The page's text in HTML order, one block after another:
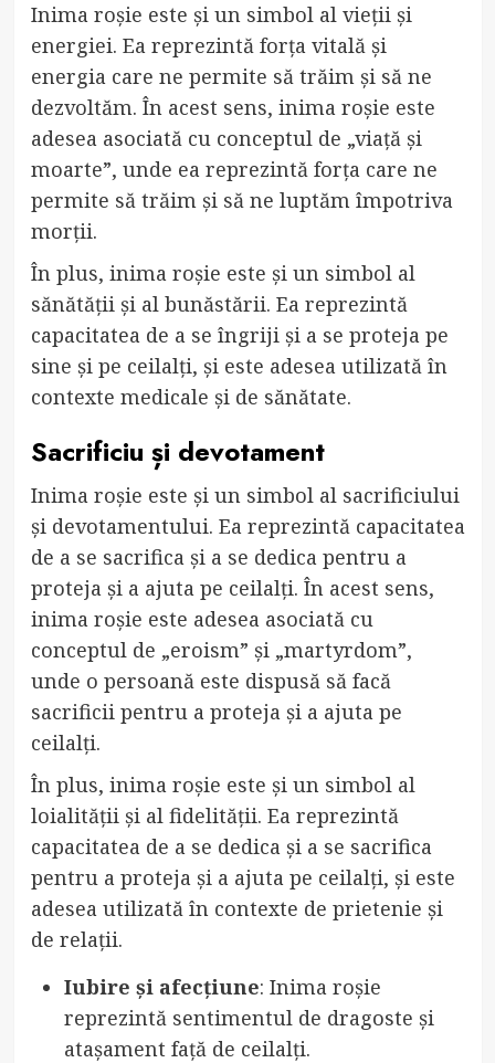
Inima roșie este și un simbol al vieții și
energiei. Ea reprezintă forța vitală și
energia care ne permite să trăim și să ne
dezvoltăm. În acest sens, inima roșie este
adesea asociată cu conceptul de „viață și
moarte”, unde ea reprezintă forța care ne
permite să trăim și să ne luptăm împotriva
morții.
În plus, inima roșie este și un simbol al
sănătății și al bunăstării. Ea reprezintă
capacitatea de a se îngriji și a se proteja pe
sine și pe ceilalți, și este adesea utilizată în
contexte medicale și de sănătate.
Sacrificiu și devotament
Inima roșie este și un simbol al sacrificiului
și devotamentului. Ea reprezintă capacitatea
de a se sacrifica și a se dedica pentru a
proteja și a ajuta pe ceilalți. În acest sens,
inima roșie este adesea asociată cu
conceptul de „eroism” și „martyrdom”,
unde o persoană este dispusă să facă
sacrificii pentru a proteja și a ajuta pe
ceilalți.
În plus, inima roșie este și un simbol al
loialității și al fidelității. Ea reprezintă
capacitatea de a se dedica și a se sacrifica
pentru a proteja și a ajuta pe ceilalți, și este
adesea utilizată în contexte de prietenie și
de relații.
Iubire și afecțiune: Inima roșie
reprezintă sentimentul de dragoste și
atașament față de ceilalți.